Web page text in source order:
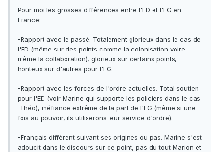
Pour moi les grosses différences entre l'ED et l'EG en
France:
-Rapport avec le passé. Totalement glorieux dans le cas de
l'ED (même sur des points comme la colonisation voire
même la collaboration), glorieux sur certains points,
honteux sur d'autres pour l'EG.
-Rapport avec les forces de l'ordre actuelles. Total soutien
pour l'ED (voir Marine qui supporte les policiers dans le cas
Théo), méfiance extrême de la part de l'EG (même si une
fois au pouvoir, ils utiliserons leur service d'ordre).
-Français différent suivant ses origines ou pas. Marine s'est
adoucit dans le discours sur ce point, pas du tout Marion et